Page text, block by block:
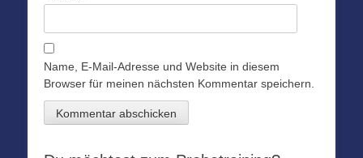
Name, E-Mail-Adresse und Website in diesem
Browser für meinen nächsten Kommentar speichern.